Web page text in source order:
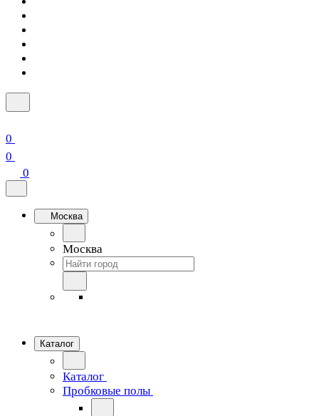
0
0
0
Москва
Москва
Каталог
Каталог
Пробковые полы